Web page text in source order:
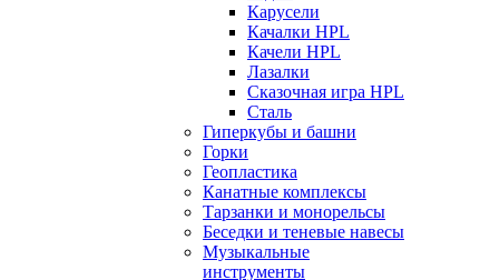
Карусели
Качалки HPL
Качели HPL
Лазалки
Сказочная игра HPL
Сталь
Гиперкубы и башни
Горки
Геопластика
Канатные комплексы
Тарзанки и монорельсы
Беседки и теневые навесы
Музыкальные
инструменты